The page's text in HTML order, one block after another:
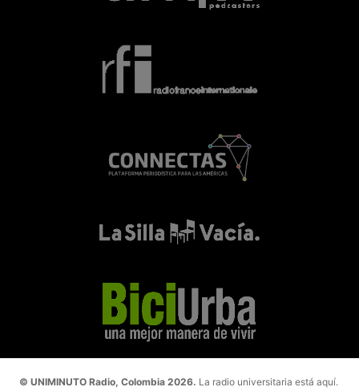
© UNIMINUTO Radio, Colombia 2026. La radio universitaria está aquí.